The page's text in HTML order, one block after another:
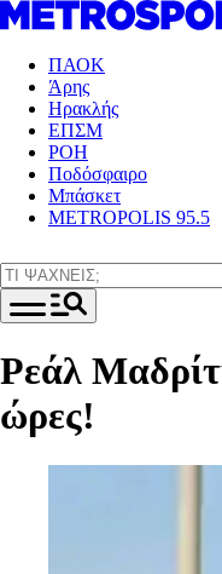
ΠΑΟΚ
Άρης
Ηρακλής
ΕΠΣΜ
ΡΟΗ
Ποδόσφαιρο
Μπάσκετ
METROPOLIS 95.5
Ρεάλ
ώρες!